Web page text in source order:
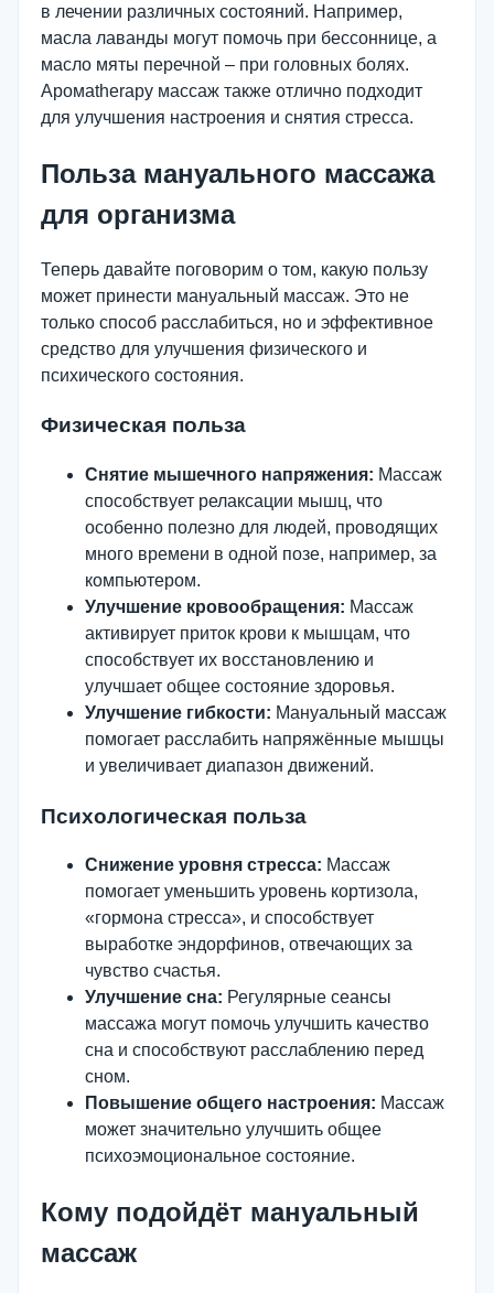
в лечении различных состояний. Например,
масла лаванды могут помочь при бессоннице, а
масло мяты перечной – при головных болях.
Аромatherapy массаж также отлично подходит
для улучшения настроения и снятия стресса.
Польза мануального массажа
для организма
Теперь давайте поговорим о том, какую пользу
может принести мануальный массаж. Это не
только способ расслабиться, но и эффективное
средство для улучшения физического и
психического состояния.
Физическая польза
Снятие мышечного напряжения: Массаж
способствует релаксации мышц, что
особенно полезно для людей, проводящих
много времени в одной позе, например, за
компьютером.
Улучшение кровообращения: Массаж
активирует приток крови к мышцам, что
способствует их восстановлению и
улучшает общее состояние здоровья.
Улучшение гибкости: Мануальный массаж
помогает расслабить напряжённые мышцы
и увеличивает диапазон движений.
Психологическая польза
Снижение уровня стресса: Массаж
помогает уменьшить уровень кортизола,
«гормона стресса», и способствует
выработке эндорфинов, отвечающих за
чувство счастья.
Улучшение сна: Регулярные сеансы
массажа могут помочь улучшить качество
сна и способствуют расслаблению перед
сном.
Повышение общего настроения: Массаж
может значительно улучшить общее
психоэмоциональное состояние.
Кому подойдёт мануальный
массаж